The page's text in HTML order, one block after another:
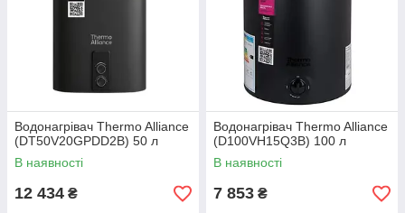
Водонагрівач Thermo Alliance
(DT50V20GPDD2B) 50 л
В наявності
12 434 ₴
Водонагрівач Thermo Alliance
(D100VH15Q3В) 100 л
В наявності
7 853 ₴